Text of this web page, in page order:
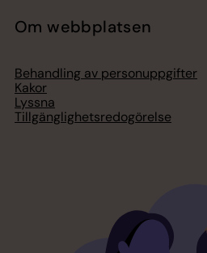
Om webbplatsen
Behandling av personuppgifter
Kakor
Lyssna
Tillgänglighetsredogörelse